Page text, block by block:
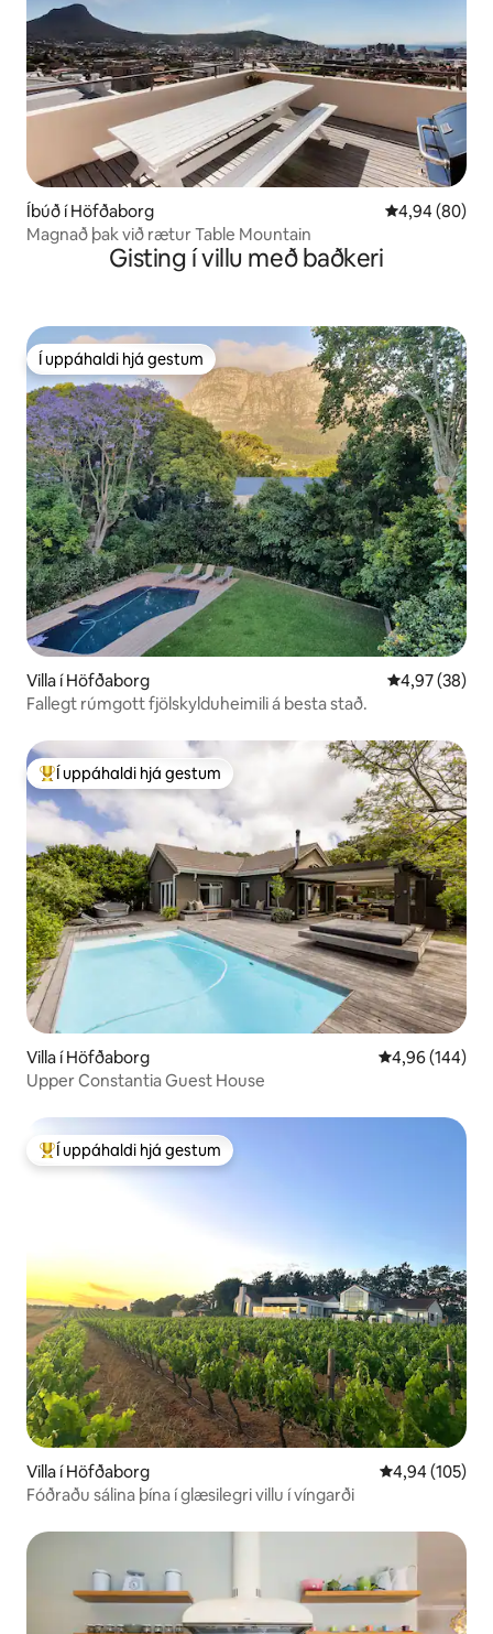
Íbúð í Höfðaborg 4,94 af 5 í
4,94 (80)
Magnað þak við rætur Table Mountain
Gisting í villu með baðkeri
Í uppáhaldi hjá gestum
Í uppáhaldi hjá gestum
Villa í Höfðaborg 4,97 af 5 í
4,97 (38)
Fallegt rúmgott fjölskylduheimili á besta stað.
Í mestu uppáhaldi hjá gestum
Í uppáhaldi hjá gestum
Villa í Höfðaborg 4,96 af 5 í
4,96 (144)
Upper Constantia Guest House
Í mestu uppáhaldi hjá gestum
Í uppáhaldi hjá gestum
Villa í Höfðaborg 4,94 af 5 í
4,94 (105)
Fóðraðu sálina þína í glæsilegri villu í víngarði